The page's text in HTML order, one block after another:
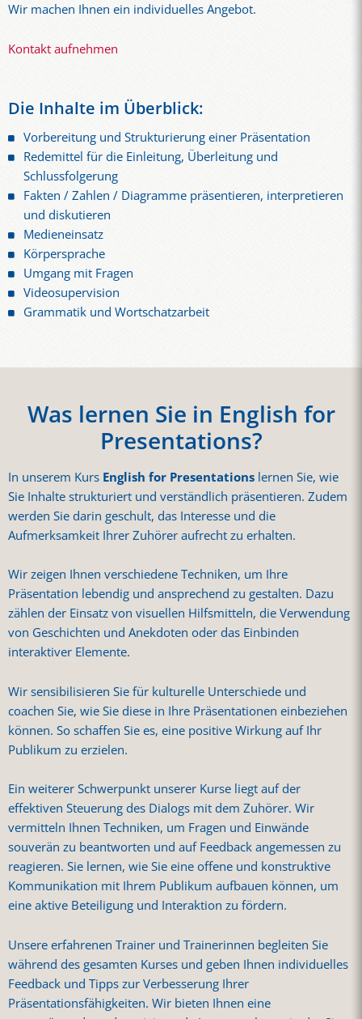
Wir machen Ihnen ein individuelles Angebot.
Kontakt aufnehmen
Die Inhalte im Überblick:
Vorbereitung und Strukturierung einer Präsentation
Redemittel für die Einleitung, Überleitung und
Schlussfolgerung
Fakten / Zahlen / Diagramme präsentieren, interpretieren
und diskutieren
Medieneinsatz
Körpersprache
Umgang mit Fragen
Videosupervision
Grammatik und Wortschatzarbeit
Was lernen Sie in English for
Presentations?
In unserem Kurs English for Presentations lernen Sie, wie
Sie Inhalte strukturiert und verständlich präsentieren. Zudem
werden Sie darin geschult, das Interesse und die
Aufmerksamkeit Ihrer Zuhörer aufrecht zu erhalten.
Wir zeigen Ihnen verschiedene Techniken, um Ihre
Präsentation lebendig und ansprechend zu gestalten. Dazu
zählen der Einsatz von visuellen Hilfsmitteln, die Verwendung
von Geschichten und Anekdoten oder das Einbinden
interaktiver Elemente.
Wir sensibilisieren Sie für kulturelle Unterschiede und
coachen Sie, wie Sie diese in Ihre Präsentationen einbeziehen
können. So schaffen Sie es, eine positive Wirkung auf Ihr
Publikum zu erzielen.
Ein weiterer Schwerpunkt unserer Kurse liegt auf der
effektiven Steuerung des Dialogs mit dem Zuhörer. Wir
vermitteln Ihnen Techniken, um Fragen und Einwände
souverän zu beantworten und auf Feedback angemessen zu
reagieren. Sie lernen, wie Sie eine offene und konstruktive
Kommunikation mit Ihrem Publikum aufbauen können, um
eine aktive Beteiligung und Interaktion zu fördern.
Unsere erfahrenen Trainer und Trainerinnen begleiten Sie
während des gesamten Kurses und geben Ihnen individuelles
Feedback und Tipps zur Verbesserung Ihrer
Präsentationsfähigkeiten. Wir bieten Ihnen eine